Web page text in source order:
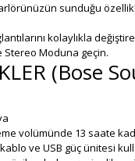
sunduğu
kolaylıkla
Stereo Moduna geçin.
(Bose
volümünde 13 saate
ve USB güç ünitesi